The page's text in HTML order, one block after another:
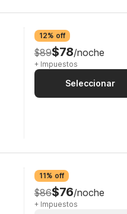
12% off
$89$78/noche
+ Impuestos
Seleccionar
11% off
$86$76/noche
+ Impuestos